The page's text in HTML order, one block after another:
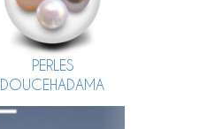
PERLES
DOUCEHADAMA